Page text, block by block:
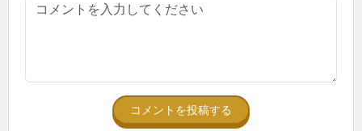
けて遊んではいるが、いつしか昔ながらの『ターン
入った最先端のゲームを好んで遊ぶようになってい
コメントを投稿する